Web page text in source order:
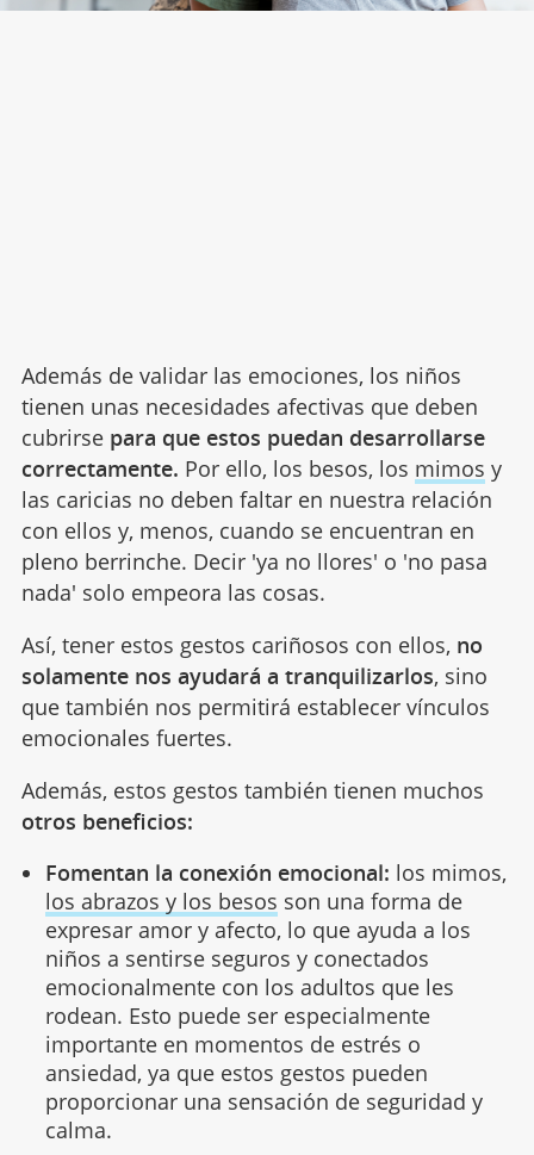
Además de validar las emociones, los niños
tienen unas necesidades afectivas que deben
cubrirse para que estos puedan desarrollarse
correctamente. Por ello, los besos, los mimos y
las caricias no deben faltar en nuestra relación
con ellos y, menos, cuando se encuentran en
pleno berrinche. Decir 'ya no llores' o 'no pasa
nada' solo empeora las cosas.
Así, tener estos gestos cariñosos con ellos, no
solamente nos ayudará a tranquilizarlos, sino
que también nos permitirá establecer vínculos
emocionales fuertes.
Además, estos gestos también tienen muchos
otros beneficios:
Fomentan la conexión emocional: los mimos,
los abrazos y los besos son una forma de
expresar amor y afecto, lo que ayuda a los
niños a sentirse seguros y conectados
emocionalmente con los adultos que les
rodean. Esto puede ser especialmente
importante en momentos de estrés o
ansiedad, ya que estos gestos pueden
proporcionar una sensación de seguridad y
calma.